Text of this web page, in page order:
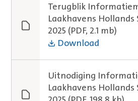
Terugblik
Laakhavens Hollands
2025 (PDF, 2.1 mb)
Download
Uitnodiging
Laakhavens Hollands